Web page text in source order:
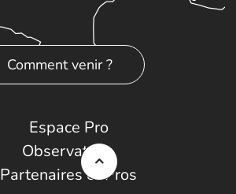
Comment venir ?
Espace Pro
Observatoire
Partenaires et Pros